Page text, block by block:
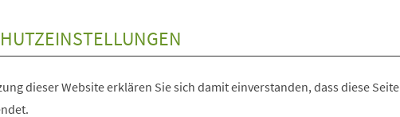
dieser Website erklären Sie sich damit einverstanden, dass diese Seite